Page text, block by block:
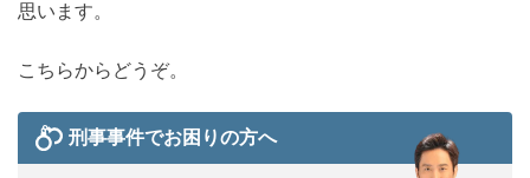
思います。
こちらからどうぞ。
刑事事件でお困りの方へ